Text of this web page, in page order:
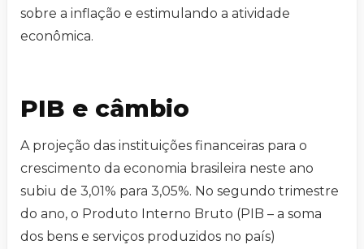
sobre a inflação e estimulando a atividade
econômica.
PIB e câmbio
A projeção das instituições financeiras para o
crescimento da economia brasileira neste ano
subiu de 3,01% para 3,05%. No segundo trimestre
do ano, o Produto Interno Bruto (PIB – a soma
dos bens e serviços produzidos no país)